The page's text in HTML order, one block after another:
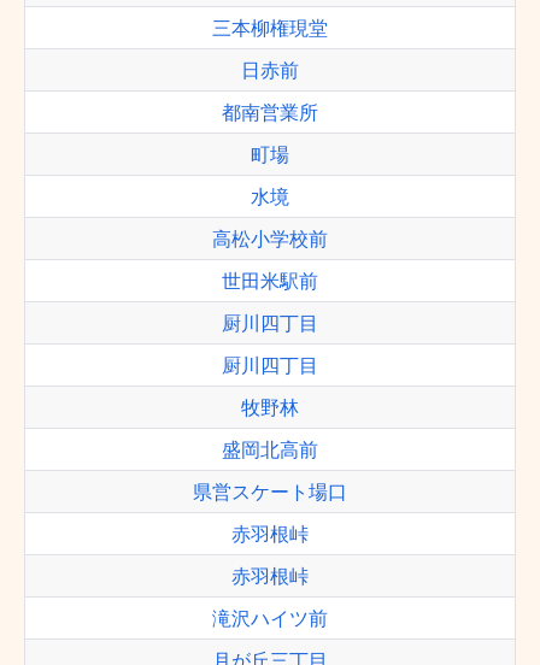
三本柳権現堂
日赤前
都南営業所
町場
水境
高松小学校前
世田米駅前
厨川四丁目
厨川四丁目
牧野林
盛岡北高前
県営スケート場口
赤羽根峠
赤羽根峠
滝沢ハイツ前
月が丘三丁目